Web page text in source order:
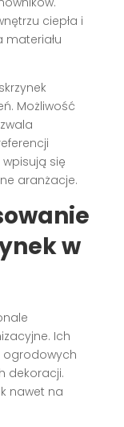
ciepła i
Możliwość
się
aranżacje.
w
Ich
ogrodowych
dekoracji.
nawet na